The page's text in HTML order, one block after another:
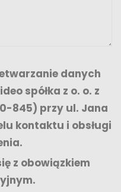
danych
spółka z o. o. z
845) przy ul. Jana
kontaktu i obsługi
z obowiązkiem